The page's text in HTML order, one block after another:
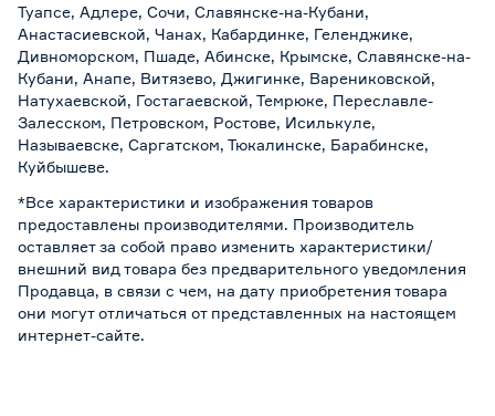
Туапсе, Адлере, Сочи, Славянске-на-Кубани,
Анастасиевской, Чанах, Кабардинке, Геленджике,
Дивноморском, Пшаде, Абинске, Крымске, Славянске-на-
Кубани, Анапе, Витязево, Джигинке, Варениковской,
Натухаевской, Гостагаевской, Темрюке, Переславле-
Залесском, Петровском, Ростове, Исилькуле,
Называевске, Саргатском, Тюкалинске, Барабинске,
Куйбышеве.
*Все характеристики и изображения товаров
предоставлены производителями. Производитель
оставляет за собой право изменить характеристики/
внешний вид товара без предварительного уведомления
Продавца, в связи с чем, на дату приобретения товара
они могут отличаться от представленных на настоящем
интернет-сайте.